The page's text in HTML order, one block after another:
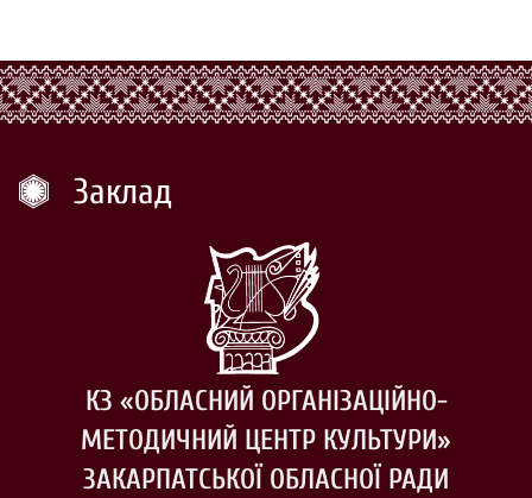
Заклад
КЗ «ОБЛАСНИЙ ОРГАНІЗАЦІЙНО-
МЕТОДИЧНИЙ ЦЕНТР КУЛЬТУРИ»
ЗАКАРПАТСЬКОЇ ОБЛАСНОЇ РАДИ